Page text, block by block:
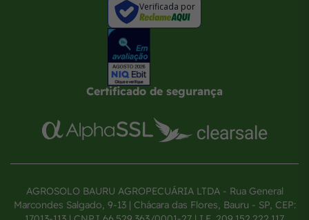
Verificada por
Certificado de segurança
AGROSOLO BAURU AGROPECUÁRIA LTDA - Rua General
Marcondes Salgado, 9-13 | Chácara das Flores, Bauru - SP, CEP: